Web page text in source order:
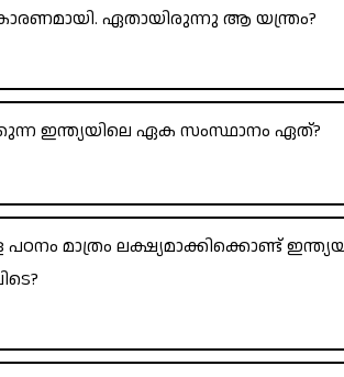
ഏതായിരുന്നു ആ യന്ത്രം?
ഇന്ത്യയിലെ ഏക സംസ്ഥാനം ഏത്?
മാത്രം ലക്ഷ്യമാക്കിക്കൊണ്ട്